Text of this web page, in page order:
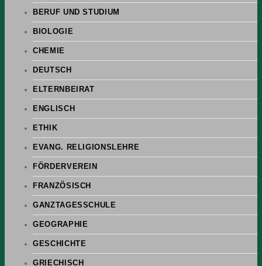
BERUF UND STUDIUM
BIOLOGIE
CHEMIE
DEUTSCH
ELTERNBEIRAT
ENGLISCH
ETHIK
EVANG. RELIGIONSLEHRE
FÖRDERVEREIN
FRANZÖSISCH
GANZTAGESSCHULE
GEOGRAPHIE
GESCHICHTE
GRIECHISCH